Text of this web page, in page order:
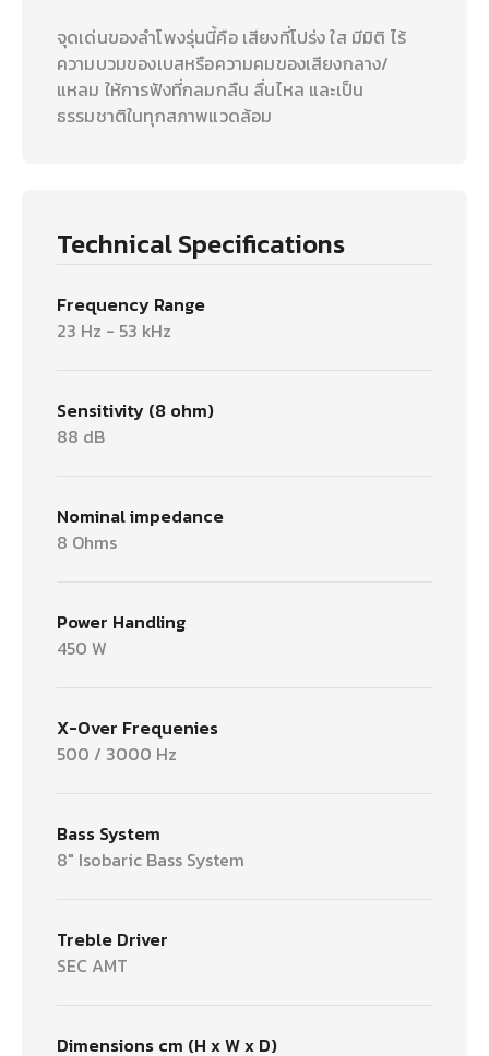
จุดเด่นของลำโพงรุ่นนี้คือ เสียงที่โปร่ง ใส มีมิติ ไร้
ความบวมของเบสหรือความคมของเสียงกลาง/
แหลม ให้การฟังที่กลมกลืน ลื่นไหล และเป็น
ธรรมชาติในทุกสภาพแวดล้อม
Technical Specifications
Frequency Range
23 Hz - 53 kHz
Sensitivity (8 ohm)
88 dB
Nominal impedance
8 Ohms
Power Handling
450 W
X-Over Frequenies
500 / 3000 Hz
Bass System
8" Isobaric Bass System
Treble Driver
SEC AMT
Dimensions cm (H x W x D)